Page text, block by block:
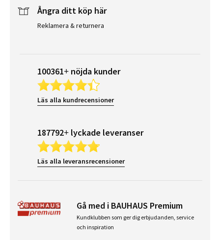
Ångra ditt köp här
Reklamera & returnera
100361+ nöjda kunder
Läs alla kundrecensioner
187792+ lyckade leveranser
Läs alla leveransrecensioner
Gå med i BAUHAUS Premium
Kundklubben som ger dig erbjudanden, service
och inspiration